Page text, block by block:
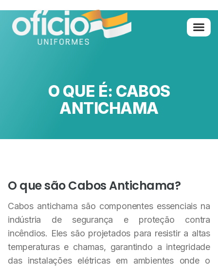
O QUE É: CABOS
ANTICHAMA
O que são Cabos Antichama?
Cabos antichama são componentes essenciais na
indústria de segurança e proteção contra
incêndios. Eles são projetados para resistir a altas
temperaturas e chamas, garantindo a integridade
das instalações elétricas em ambientes onde o